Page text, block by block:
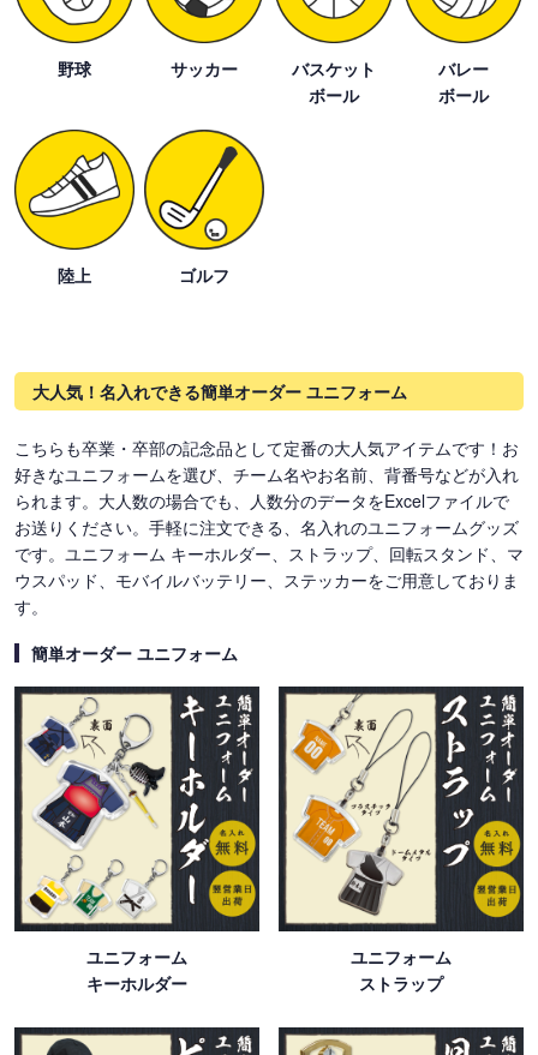
野球 サッカー
バスケット
ボール
バレー
ボール
陸上 ゴルフ
大人気！名入れできる簡単オーダー ユニフォーム
こちらも卒業・卒部の記念品として定番の大人気アイテムです！お
好きなユニフォームを選び、チーム名やお名前、背番号などが入れ
られます。大人数の場合でも、人数分のデータをExcelファイルで
お送りください。手軽に注文できる、名入れのユニフォームグッズ
です。ユニフォーム キーホルダー、ストラップ、回転スタンド、マ
ウスパッド、モバイルバッテリー、ステッカーをご用意しておりま
す。
簡単オーダー ユニフォーム
ユニフォーム
キーホルダー
ユニフォーム
ストラップ